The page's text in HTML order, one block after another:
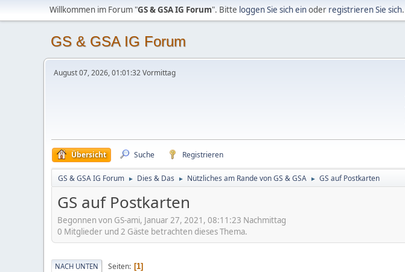
Willkommen im Forum "GS & GSA IG Forum". Bitte loggen Sie sich einoder registrieren Sie sich.
GS & GSA IG Forum
August 07, 2026, 01:01:32 Vormittag
Übersicht Suche Registrieren
GS & GSA IG Forum ► Dies & Das ► Nützliches am Rande von GS & GSA ► GS auf Postkarten
GS auf Postkarten
Begonnen von GS-ami, Januar 27, 2021, 08:11:23 Nachmittag
0 Mitglieder und 2 Gäste betrachten dieses Thema.
NACH UNTEN Seiten 1